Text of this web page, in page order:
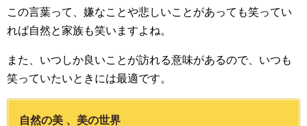
この言葉って、嫌なことや悲しいことがあっても笑ってい
れば自然と家族も笑いますよね。
また、いつしか良いことが訪れる意味があるので、いつも
笑っていたいときには最適です。
自然の美 、美の世界